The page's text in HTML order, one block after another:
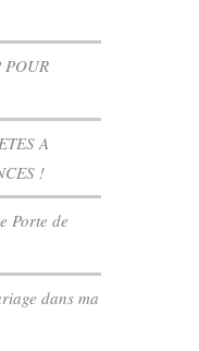
POUR
A
!
Porte de
dans ma